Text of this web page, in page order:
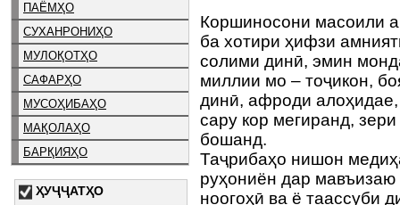
ПАЁМҲО
СУХАНРОНИҲО
МУЛОҚОТҲО
САФАРҲО
МУСОҲИБАҲО
МАҚОЛАҲО
БАРҚИЯҲО
ҲУҶҶАТҲО
Коршиносони масоили
ба хотири ҳифзи
солими динӣ, эмин
миллии мо – тоҷикон,
динӣ, афроди
сару кор мегиранд,
бошанд.
Таҷрибаҳо нишон
руҳониён дар
ноогоҳӣ ва ё таассуби